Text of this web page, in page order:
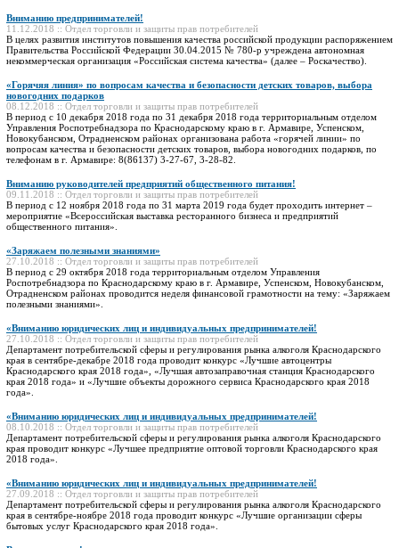
Вниманию предпринимателей!
11.12.2018 :: Отдел торговли и защиты прав потребителей
В целях развития институтов повышения качества российской продукции распоряжением
Правительства Российской Федерации 30.04.2015 № 780-р учреждена автономная
некоммерческая организация «Российская система качества» (далее – Роскачество).
«Горячяя линия» по вопросам качества и безопасности детских товаров, выбора
новогодних подарков
08.12.2018 :: Отдел торговли и защиты прав потребителей
В период с 10 декабря 2018 года по 31 декабря 2018 года территориальным отделом
Управления Роспотребнадзора по Краснодарскому краю в г. Армавире, Успенском,
Новокубанском, Отрадненском районах организована работа «горячей линии» по
вопросам качества и безопасности детских товаров, выбора новогодних подарков, по
телефонам в г. Армавире: 8(86137) 3-27-67, 3-28-82.
Вниманию руководителей предприятий общественного питания!
09.11.2018 :: Отдел торговли и защиты прав потребителей
В период с 12 ноября 2018 года по 31 марта 2019 года будет проходить интернет –
мероприятие «Всероссийская выставка ресторанного бизнеса и предприятий
общественного питания».
«Заряжаем полезными знаниями»
27.10.2018 :: Отдел торговли и защиты прав потребителей
В период с 29 октября 2018 года территориальным отделом Управления
Роспотребнадзора по Краснодарскому краю в г. Армавире, Успенском, Новокубанском,
Отрадненском районах проводится неделя финансовой грамотности на тему: «Заряжаем
полезными знаниями».
«Вниманию юридических лиц и индивидуальных предпринимателей!
27.10.2018 :: Отдел торговли и защиты прав потребителей
Департамент потребительской сферы и регулирования рынка алкоголя Краснодарского
края в сентябре-декабре 2018 года проводит конкурс «Лучшие автоцентры
Краснодарского края 2018 года», «Лучшая автозаправочная станция Краснодарского
края 2018 года» и «Лучшие объекты дорожного сервиса Краснодарского края 2018
года».
«Вниманию юридических лиц и индивидуальных предпринимателей!
08.10.2018 :: Отдел торговли и защиты прав потребителей
Департамент потребительской сферы и регулирования рынка алкоголя Краснодарского
края проводит конкурс «Лучшее предприятие оптовой торговли Краснодарского края
2018 года».
«Вниманию юридических лиц и индивидуальных предпринимателей!
27.09.2018 :: Отдел торговли и защиты прав потребителей
Департамент потребительской сферы и регулирования рынка алкоголя Краснодарского
края в сентябре-ноябре 2018 года проводит конкурс «Лучшие организации сферы
бытовых услуг Краснодарского края 2018 года».